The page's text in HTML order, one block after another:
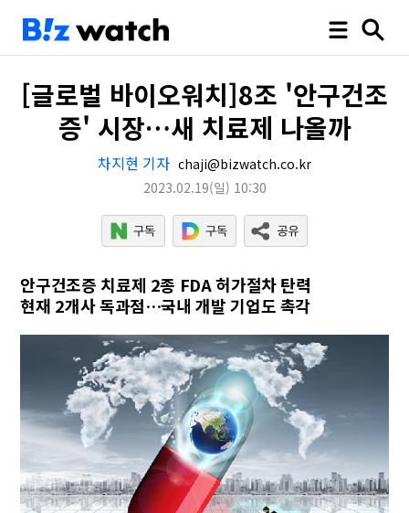
[글로벌 바이오워치]8조 '안구건조
증' 시장…새 치료제 나올까
차지현 기자 chaji@bizwatch.co.kr
2023.02.19(일) 10:30
안구건조증 치료제 2종 FDA 허가절차 탄력
현재 2개사 독과점…국내 개발 기업도 촉각